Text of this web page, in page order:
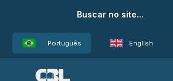
Português English